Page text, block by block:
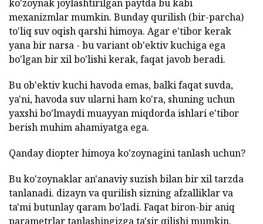
ko'zoynak joylashtirilgan paytda bu kabi
mexanizmlar mumkin. Bunday qurilish (bir-parcha)
to'liq suv oqish qarshi himoya. Agar e'tibor kerak
yana bir narsa - bu variant ob'ektiv kuchiga ega
bo'lgan bir xil bo'lishi kerak, faqat javob beradi.
Bu ob'ektiv kuchi havoda emas, balki faqat suvda,
ya'ni, havoda suv ularni ham ko'ra, shuning uchun
yaxshi bo'lmaydi muayyan miqdorda ishlari e'tibor
berish muhim ahamiyatga ega.
Qanday diopter himoya ko'zoynagini tanlash uchun?
Bu ko'zoynaklar an'anaviy suzish bilan bir xil tarzda
tanlanadi. dizayn va qurilish sizning afzalliklar va
ta'mi butunlay qaram bo'ladi. Faqat biron-bir aniq
parametrlar tanlashingizga ta'sir qilishi mumkin.